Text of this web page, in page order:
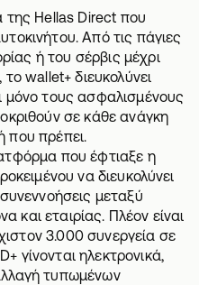
της Hellas Direct που
Από τις πάγιες
ή του σέρβις μέχρι
wallet+ διευκολύνει
μόνο τους ασφαλισμένους
σε κάθε ανάγκη
που πρέπει.
που έφτιαξε η
να διευκολύνει
μεταξύ
και εταιρίας. Πλέον είναι
3.000 συνεργεία σε
γίνονται ηλεκτρονικά,
τυπωμένων